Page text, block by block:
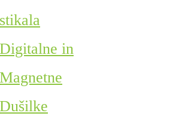
stikala
Digitalne in
Magnetne
Dušilke